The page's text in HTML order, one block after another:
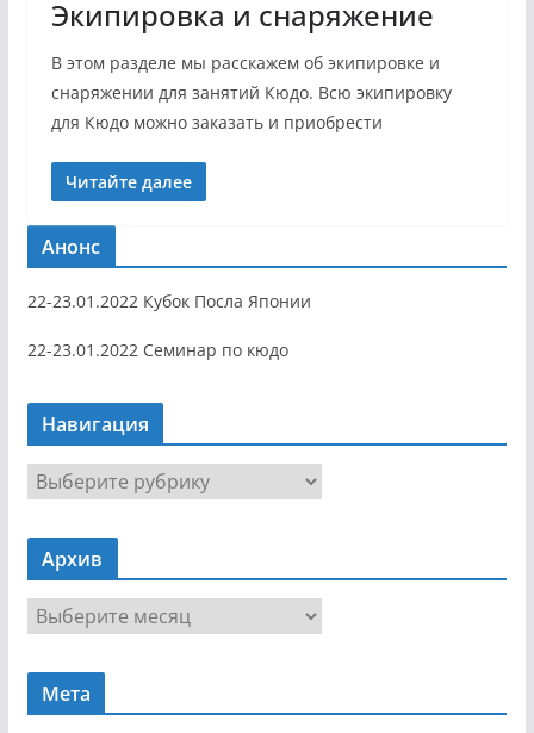
Экипировка и снаряжение
В этом разделе мы расскажем об экипировке и
снаряжении для занятий Кюдо. Всю экипировку
для Кюдо можно заказать и приобрести
Читайте далее
Анонс
22-23.01.2022 Кубок Посла Японии
22-23.01.2022 Семинар по кюдо
Навигация
Н
а
в
г
я
Архив
р
х
Мета